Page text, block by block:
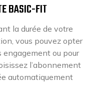
BASIC-FIT
la durée de votre
vous pouvez opter
ou pour
l’abonnement
automatiquement